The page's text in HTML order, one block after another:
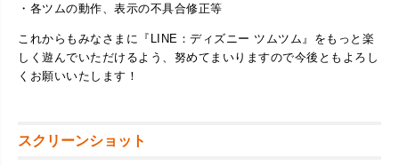
・各ツムの動作、表示の不具合修正等
​これからもみなさまに『LINE：ディズニー ツムツム』をもっと楽
しく遊んでいただけるよう、努めてまいりますので今後ともよろし
くお願いいたします！​
スクリーンショット